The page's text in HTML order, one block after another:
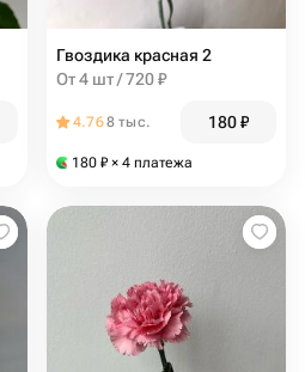
Гвоздика красная 2
От 4 шт / 720 ₽
4.768 тыс. 180₽
180 ₽ × 4 платежа